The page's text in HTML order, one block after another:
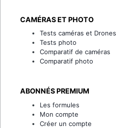
CAMÉRAS ET PHOTO
Tests caméras et Drones
Tests photo
Comparatif de caméras
Comparatif photo
ABONNÉS PREMIUM
Les formules
Mon compte
Créer un compte